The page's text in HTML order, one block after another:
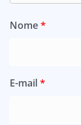
Nome*
E-mail*